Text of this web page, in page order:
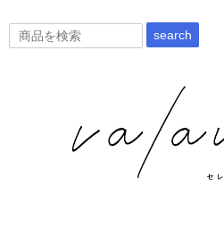
search